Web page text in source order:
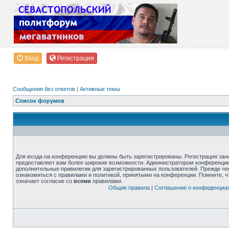
Вход Регистрация
Сообщения без ответов | Активные темы
Список форумов
Для входа на конференцию вы должны быть зарегистрированы. Регистрация
предоставляет вам более широкие возможности. Администратором
дополнительные привилегии для зарегистрированных пользователей. Прежде
ознакомиться с правилами и политикой, принятыми на конференции. Помните,
означает согласие со всеми правилами.
Общие правила| Соглашение о